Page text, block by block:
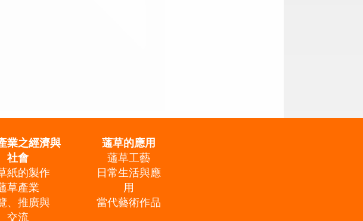
業之經濟與
社會
紙的製作
草產業
、推廣與
交流
蓪草的應用
蓪草工藝
日常生活與應
用
當代藝術作品